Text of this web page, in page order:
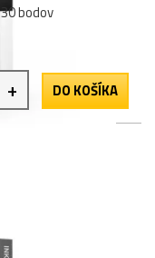
30 bodov
+ DO KOŠÍKA